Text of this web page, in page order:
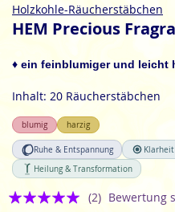
Zum
Anfang
Bildgalerie
springen
Holzkohle-Räucherstäbchen
HEM Precious
♦ ein feinblumiger und leicht
Inhalt: 20 Räucherstäbchen
blumig harzig
Ruhe & Entspannung
Heilung & Transformation
Bewertung:
(2) Bewertung